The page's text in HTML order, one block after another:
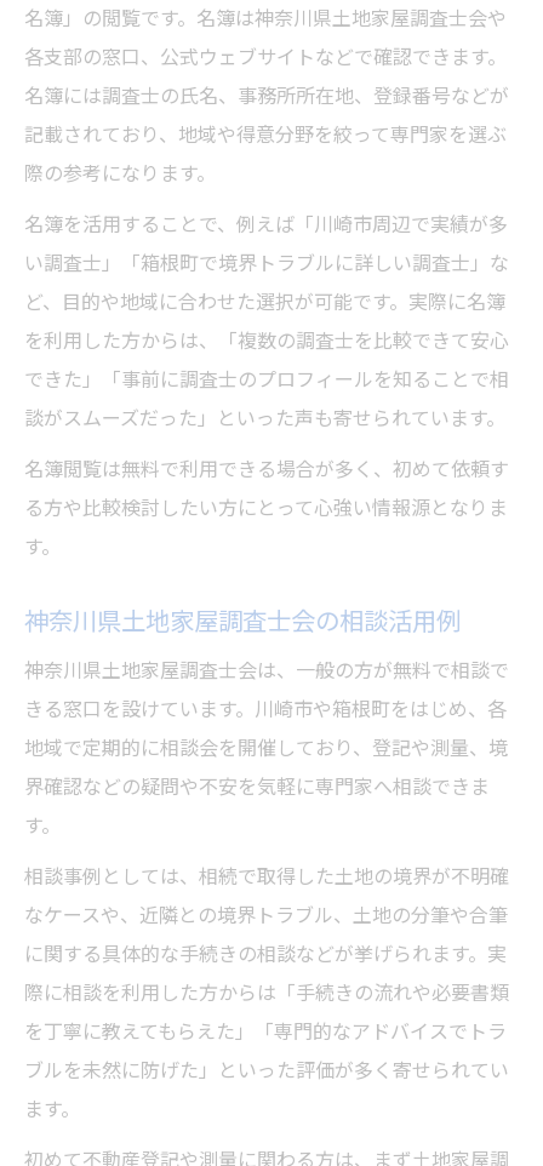
名簿」の閲覧です。名簿は神奈川県土地家屋調査士会や
各支部の窓口、公式ウェブサイトなどで確認できます。
名簿には調査士の氏名、事務所所在地、登録番号などが
記載されており、地域や得意分野を絞って専門家を選ぶ
際の参考になります。
名簿を活用することで、例えば「川崎市周辺で実績が多
い調査士」「箱根町で境界トラブルに詳しい調査士」な
ど、目的や地域に合わせた選択が可能です。実際に名簿
を利用した方からは、「複数の調査士を比較できて安心
できた」「事前に調査士のプロフィールを知ることで相
談がスムーズだった」といった声も寄せられています。
名簿閲覧は無料で利用できる場合が多く、初めて依頼す
る方や比較検討したい方にとって心強い情報源となりま
す。
神奈川県土地家屋調査士会の相談活用例
神奈川県土地家屋調査士会は、一般の方が無料で相談で
きる窓口を設けています。川崎市や箱根町をはじめ、各
地域で定期的に相談会を開催しており、登記や測量、境
界確認などの疑問や不安を気軽に専門家へ相談できま
す。
相談事例としては、相続で取得した土地の境界が不明確
なケースや、近隣との境界トラブル、土地の分筆や合筆
に関する具体的な手続きの相談などが挙げられます。実
際に相談を利用した方からは「手続きの流れや必要書類
を丁寧に教えてもらえた」「専門的なアドバイスでトラ
ブルを未然に防げた」といった評価が多く寄せられてい
ます。
初めて不動産登記や測量に関わる方は、まず土地家屋調